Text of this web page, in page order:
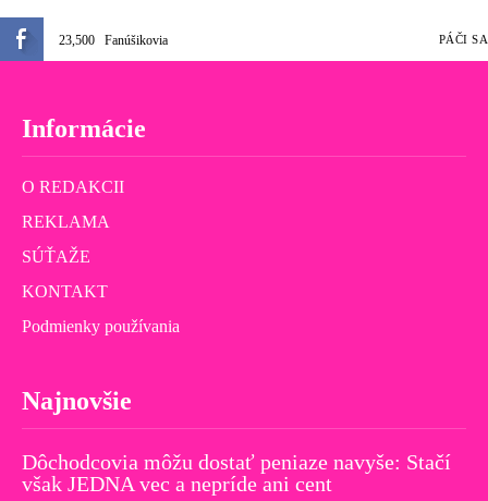
23,500 Fanúšikovia PÁČI SA
Informácie
O REDAKCII
REKLAMA
SÚŤAŽE
KONTAKT
Podmienky používania
Najnovšie
Dôchodcovia môžu dostať peniaze navyše: Stačí
však JEDNA vec a nepríde ani cent